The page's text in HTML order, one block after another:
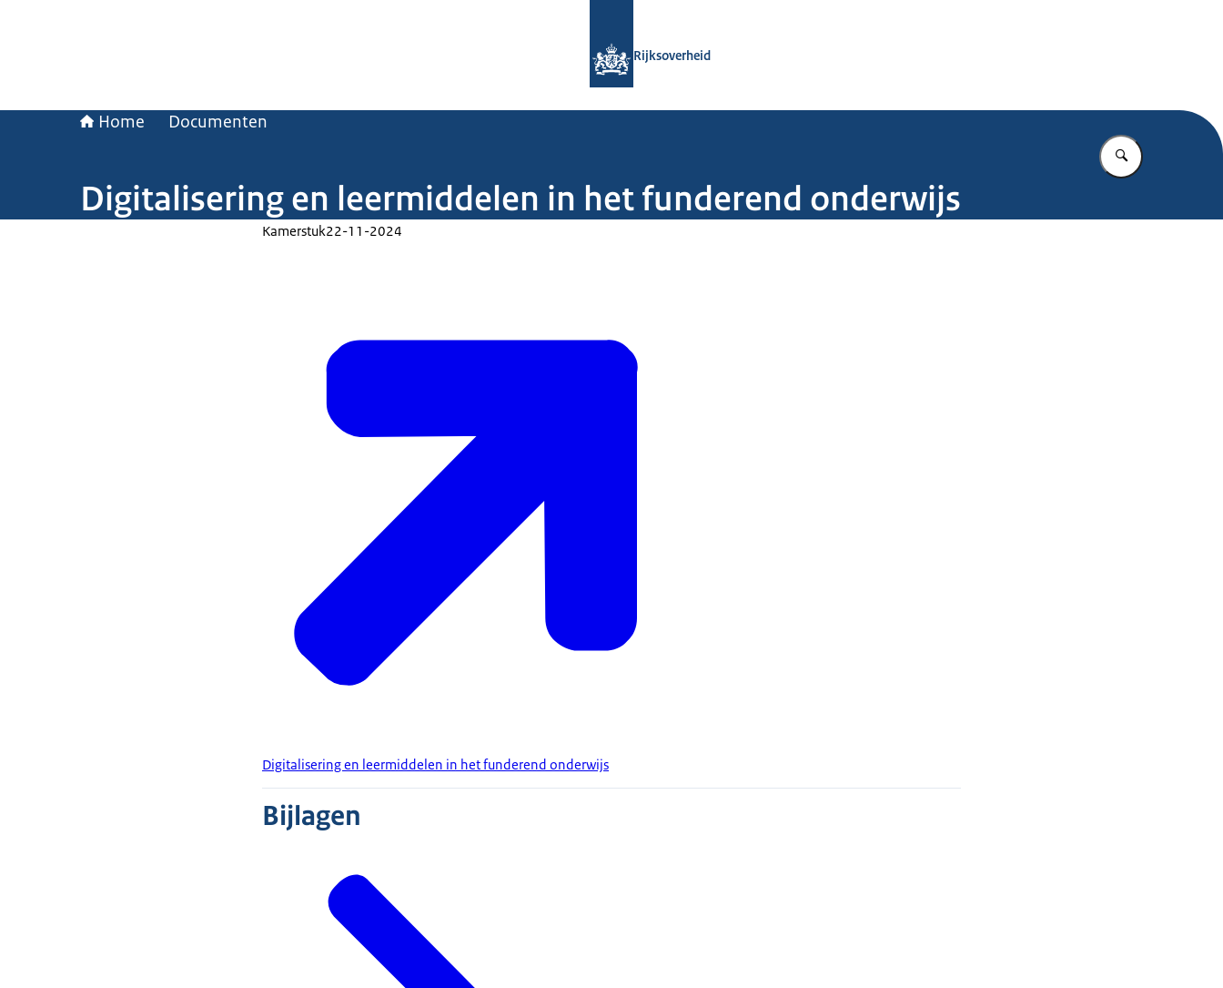
Rijksoverheid
Home Documenten
Vul in wat u
Digitalisering en leermiddelen in het funderend onderwijs
Kamerstuk22-11-2024
Digitalisering en leermiddelen in het funderend onderwijs
Bijlagen